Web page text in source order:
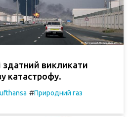
здатний викликати
катастрофу.
#Природний газ